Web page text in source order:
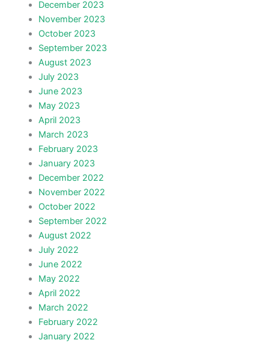
December 2023
November 2023
October 2023
September 2023
August 2023
July 2023
June 2023
May 2023
April 2023
March 2023
February 2023
January 2023
December 2022
November 2022
October 2022
September 2022
August 2022
July 2022
June 2022
May 2022
April 2022
March 2022
February 2022
January 2022